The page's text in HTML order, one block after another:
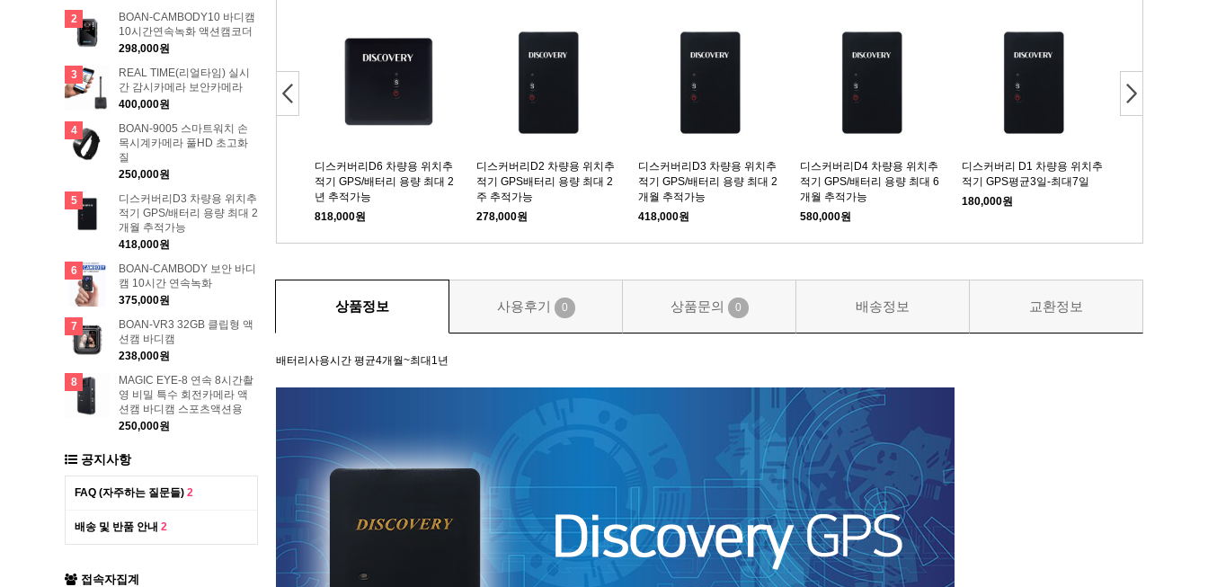
2
BOAN-CAMBODY10 바디캠
10시간연속녹화 액션캠코더
298,000원
3
REAL TIME(리얼타임) 실시
간 감시카메라 보안카메라
400,000원
4
BOAN-9005 스마트워치 손
목시계카메라 풀HD 초고화
질
250,000원
5
디스커버리D3 차량용 위치추
적기 GPS/배터리 용량 최대 2
개월 추적가능
418,000원
6
BOAN-CAMBODY 보안 바디
캠 10시간 연속녹화
375,000원
7
BOAN-VR3 32GB 클립형 액
션캠 바디캠
238,000원
8
MAGIC EYE-8 연속 8시간촬
영 비밀 특수 회전카메라 액
션캠 바디캠 스포츠액션용
250,000원
공지사항
FAQ (자주하는 질문들) 2
배송 및 반품 안내 2
접속자집계
커버리D4 차량용 위치추
GPS/배터리 용량 최대 6
디스커버리 D1 차량용 위치추
적기 GPS평균3일-최대7일
180,000원
디스커버리D6 차량용 위치추
적기 GPS/배터리 용량 최대 2
년 추적가능
818,000원
디스커버리D2 차량용 위치추
적기 GPS배터리 용량 최대 2
주 추적가능
278,000원
디스커버리D3 차량용 위치추
적기 GPS/배터리 용량 최대 2
개월 추적가능
418,000원
디스커버리D4 차량용 위치추
적기 GPS/배터리 용량 최대 6
개월 추적가능
580,000원
디스커버리 D1 차량용 위치추
적기 GPS평균3일-최대7일
180,000원
Next
상품정보 사용후기 0 상품문의 0 배송정보 교환정보
배터리사용시간 평균4개월~최대1년